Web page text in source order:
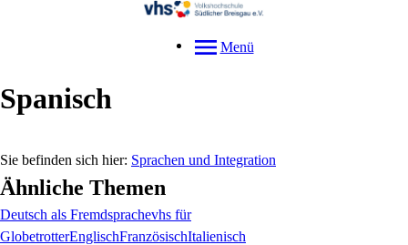
Menü
Spanisch
Sprachen und Integration
Ähnliche Themen
Deutsch als Fremdsprachevhs für
GlobetrotterEnglischFranzösischItalienisch